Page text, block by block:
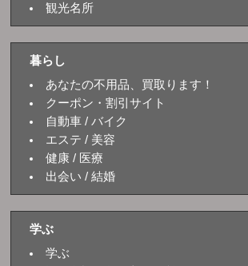
観光名所
暮らし
あなたの不用品、買取ります！
クーポン・割引サイト
自動車 / バイク
エステ / 美容
健康 / 医療
出会い / 結婚
学ぶ
学ぶ